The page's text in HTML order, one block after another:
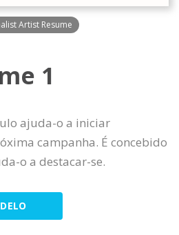
Artist Resume
1
ajuda-o a iniciar
campanha. É concebido
o a destacar-se.